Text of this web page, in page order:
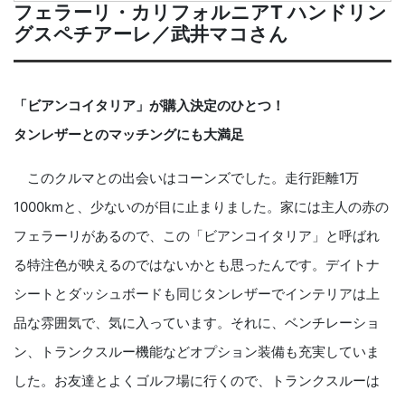
フェラーリ・カリフォルニアT ハンドリン
グスペチアーレ／武井マコさん
「ビアンコイタリア」が購入決定のひとつ！
タンレザーとのマッチングにも大満足
このクルマとの出会いはコーンズでした。走行距離1万
1000kmと、少ないのが目に止まりました。家には主人の赤の
フェラーリがあるので、この「ビアンコイタリア」と呼ばれ
る特注色が映えるのではないかとも思ったんです。デイトナ
シートとダッシュボードも同じタンレザーでインテリアは上
品な雰囲気で、気に入っています。それに、ベンチレーショ
ン、トランクスルー機能などオプション装備も充実していま
した。お友達とよくゴルフ場に行くので、トランクスルーは